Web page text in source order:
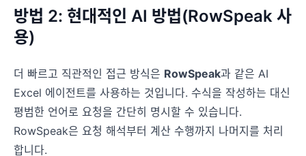
방법 2: 현대적인 AI 방법(RowSpeak 사
용)
더 빠르고 직관적인 접근 방식은 RowSpeak과 같은 AI
Excel 에이전트를 사용하는 것입니다. 수식을 작성하는 대신
평범한 언어로 요청을 간단히 명시할 수 있습니다.
RowSpeak은 요청 해석부터 계산 수행까지 나머지를 처리
합니다.